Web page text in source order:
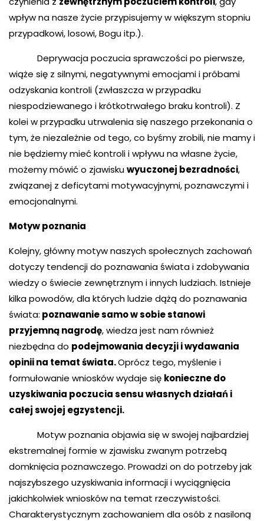
wpływ na nasze życie przypisujemy w większym stopniu
przypadkowi, losowi, Bogu itp.).
Deprywacja poczucia sprawczości po pierwsze,
wiąże się z silnymi, negatywnymi emocjami i próbami
odzyskania kontroli (zwłaszcza w przypadku
niespodziewanego i krótkotrwałego braku kontroli). Z
kolei w przypadku utrwalenia się naszego przekonania o
tym, że niezależnie od tego, co byśmy zrobili, nie mamy i
nie będziemy mieć kontroli i wpływu na własne życie,
możemy mówić o zjawiskuwyuczonej bezradności,
związanej z deficytami motywacyjnymi, poznawczymi i
emocjonalnymi.
Motyw poznania
Kolejny, główny motyw naszych społecznych zachowań
dotyczy tendencji do poznawania świata i zdobywania
wiedzy o świecie zewnętrznym i innych ludziach. Istnieje
kilka powodów, dla których ludzie dążą do poznawania
świata: poznawanie samo w sobie stanowi
przyjemną nagrodę, wiedza jest nam również
niezbędna do podejmowania decyzji i wydawania
opinii na temat świata.Oprócz tego, myślenie i
formułowanie wniosków wydaje się konieczne do
uzyskiwania poczucia sensu własnych działań i
całej swojej egzystencji.
Motyw poznania objawia się w swojej najbardziej
ekstremalnej formie w zjawisku zwanym potrzebą
domknięcia poznawczego. Prowadzi on do potrzeby jak
najszybszego uzyskiwania informacji i wyciągnięcia
jakichkolwiek wniosków na temat rzeczywistości.
Charakterystycznym zachowaniem dla osób z nasiloną